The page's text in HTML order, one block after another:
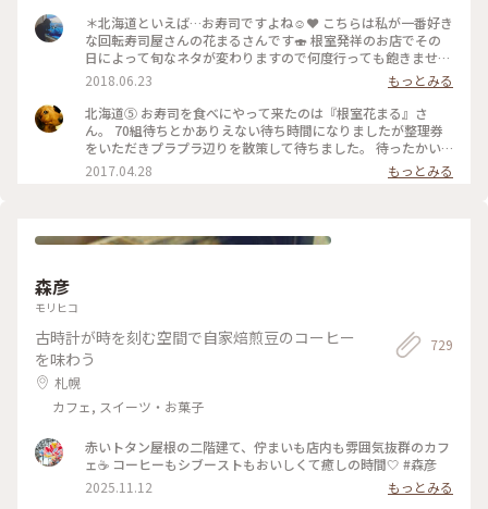
＊北海道といえば…お寿司ですよね☺️❤️ こちらは私が一番好き
な回転寿司屋さんの花まるさんです🍣 根室発祥のお店でその
日によって旬なネタが変わりますので何度行っても飽きませ
ん！回転寿司なのに圧倒的クオリティ👏 沢山の店舗があるの
でアクセスも良好です🚘最近は東京にも店舗があるとか！行っ
てみたいです😋 #寿司#花まる#🍣#北海道#札幌
2018.06.23
もっとみる
北海道⑤ お寿司を食べにやって来たのは『根室花まる』さ
ん。 70組待ちとかありえない待ち時間になりましたが整理券
をいただきプラプラ辺りを散策して待ちました。 待ったかい
あり 北海道でしか食べられない『こまいの子』とか『にし
ん』とか『山わさび』をいただきたくさんお酒を飲んで 幸せ
るお寿司でした。 #札幌#根室花まる#お寿司
2017.04.28 もっとみる
森彦
モリヒコ
古時計が時を刻む空間で自家焙煎豆のコーヒー
を味わう
札幌
カフェ, スイーツ・お菓子
729
赤いトタン屋根の二階建て、佇まいも店内も雰囲気抜群のカフ
ェ☕️ コーヒーもシブーストもおいしくて癒しの時間🤍 #森彦
2025.11.12
もっとみる